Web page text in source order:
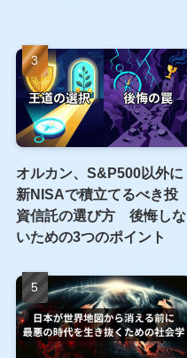
オルカン、S&P500以外に
新NISAで積立てるべき投
資信託の選び方 後悔しな
いための3つのポイント